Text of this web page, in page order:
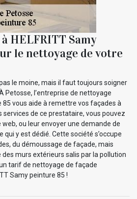
HELFRITT Samy
le nettoyage de votre
le moine, mais il faut toujours soigner
Petosse, l’entreprise de nettoyage
85 vous aide à remettre vos façades à
services de ce prestataire, vous pouvez
ou leur envoyer une demande de
y est dédié. Cette société s’occupe
du démoussage de façade, mais
murs extérieurs salis par la pollution
tarif de nettoyage de façade
Samy peinture 85 !